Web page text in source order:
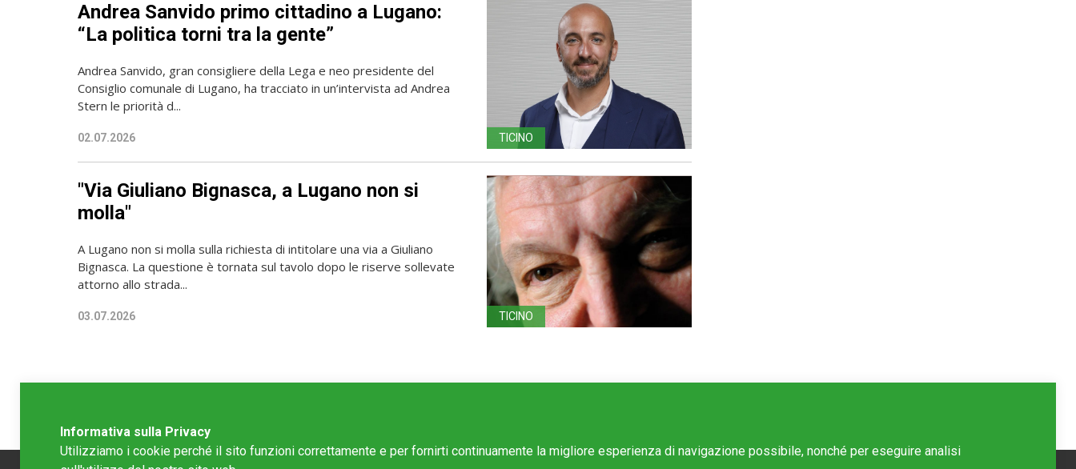
Andrea Sanvido primo cittadino a Lugano:
“La politica torni tra la gente”
Andrea Sanvido, gran consigliere della Lega e neo presidente del
Consiglio comunale di Lugano, ha tracciato in un’intervista ad Andrea
Stern le priorità d...
02.07.2026 TICINO
"Via Giuliano Bignasca, a Lugano non si
molla"
A Lugano non si molla sulla richiesta di intitolare una via a Giuliano
Bignasca. La questione è tornata sul tavolo dopo le riserve sollevate
attorno allo strada...
03.07.2026 TICINO
Informativa sulla Privacy
Utilizziamo i cookie perché il sito funzioni correttamente e per fornirti continuamente la migliore esperienza di navigazione possibile, nonché per eseguire analisi